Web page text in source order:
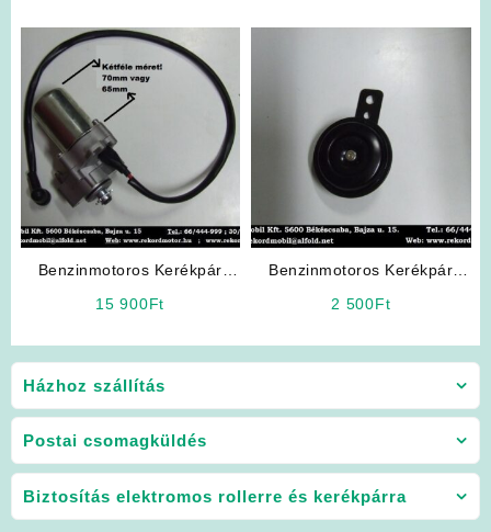
Házhoz szállítás
Postai csomagküldés
Biztosítás elektromos rollerre és kerékpárra
Benzinmotoros Kerékpár
15 900Ft
Benzinmotoros Kerékpár
2 500Ft